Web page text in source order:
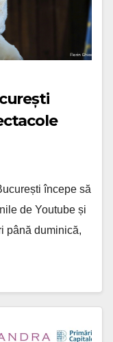
începe să
de Youtube și
până duminică,